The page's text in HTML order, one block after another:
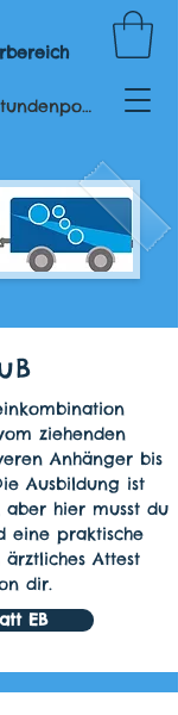
ziehenden
Anhänger bis
Ausbildung ist
hier musst du
eine praktische
Attest
dir.
EB